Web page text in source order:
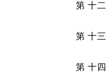
第 十二
第 十三
第 十四